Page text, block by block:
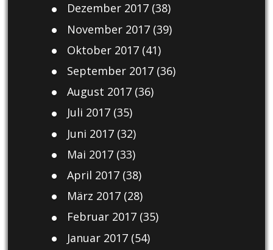
Dezember 2017(38)
November 2017(39)
Oktober 2017(41)
September 2017(36)
August 2017(36)
Juli 2017(35)
Juni 2017(32)
Mai 2017(33)
April 2017(38)
März 2017(28)
Februar 2017(35)
Januar 2017(54)